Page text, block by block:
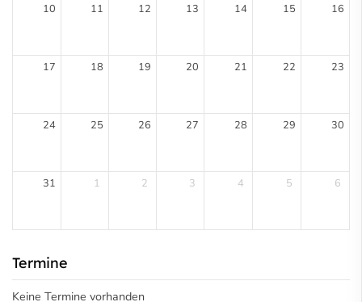
10 11 12 13 14 15 16
17 18 19 20 21 22 23
24 25 26 27 28 29 30
31 1 2 3 4 5 6
Termine
Keine Termine vorhanden